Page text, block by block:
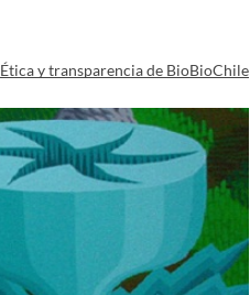
Ética y transparencia de BioBioChile